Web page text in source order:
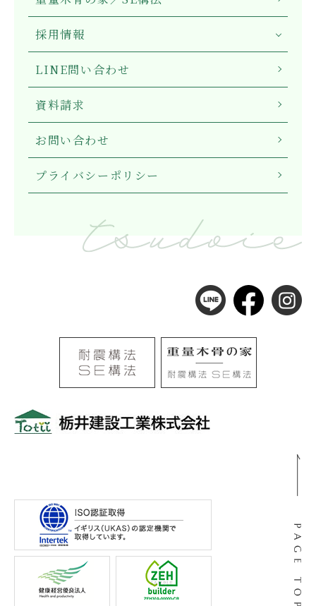
採用情報
LINE問い合わせ
資料請求
お問い合わせ
プライバシーポリシー